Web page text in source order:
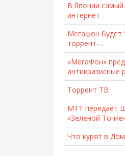
В Японии
интернет
Мегафон будет
торрент-...
«МегаФон»
антикризисные
Торрент ТВ
МТТ передает
«Зеленой
Что курят в